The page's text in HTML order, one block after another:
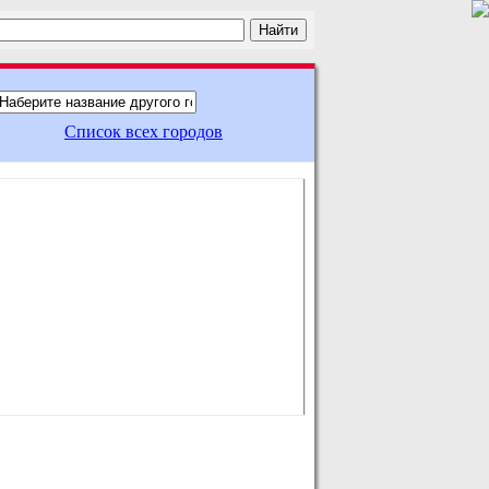
Список всех городов